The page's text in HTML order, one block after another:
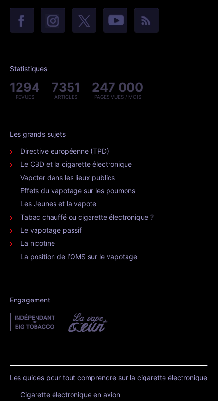
Statistiques
1294
REVUES
7351
ARTICLES
247 000
PAGES VUES / MOIS
Les grands sujets
Directive européenne (TPD)
Le CBD et la cigarette électronique
Vapoter dans les lieux publics
Effets du vapotage sur les poumons
Les Jeunes et la vapote
Tabac chauffé ou cigarette électronique ?
Le vapotage passif
La nicotine
La position de l’OMS sur le vapotage
Engagement
Les guides pour tout comprendre sur la cigarette électronique
Cigarette électronique en avion